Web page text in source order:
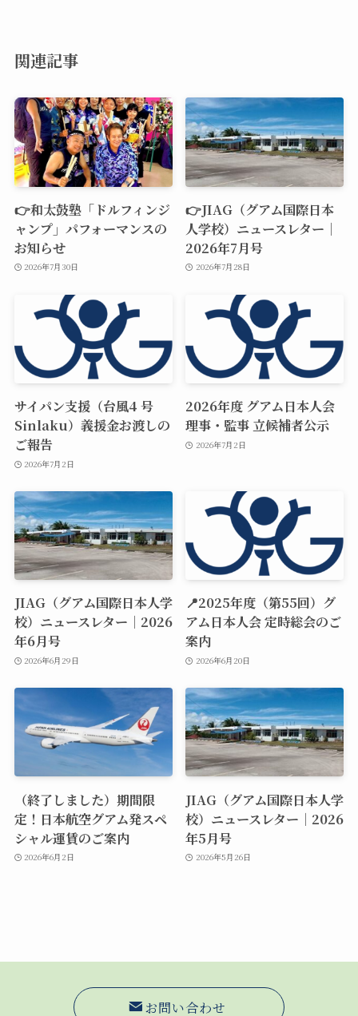
関連記事
👉和太鼓塾「ドルフィンジ
ャンプ」パフォーマンスの
お知らせ
2026年7月30日
👉JIAG（グアム国際日本
人学校）ニュースレター｜
2026年7月号
2026年7月28日
サイパン支援（台風4 号
Sinlaku）義援金お渡しの
ご報告
2026年7月2日
2026年度 グアム日本人会
理事・監事 立候補者公示
2026年7月2日
JIAG（グアム国際日本人学
校）ニュースレター｜2026
年6月号
2026年6月29日
📍2025年度（第55回）グ
アム日本人会 定時総会のご
案内
2026年6月20日
（終了しました）期間限
定！日本航空グアム発スペ
シャル運賃のご案内
2026年6月2日
JIAG（グアム国際日本人学
校）ニュースレター｜2026
年5月号
2026年5月26日
お問い合わせ